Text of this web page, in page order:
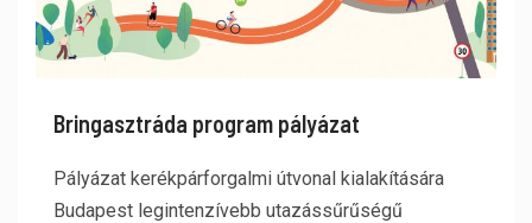
Bringasztráda program pályázat
Pályázat kerékpárforgalmi útvonal kialakítására
Budapest legintenzívebb utazássűrűségű